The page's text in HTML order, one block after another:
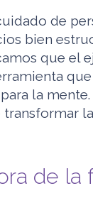
de
bien
que el
la
transformar
de la